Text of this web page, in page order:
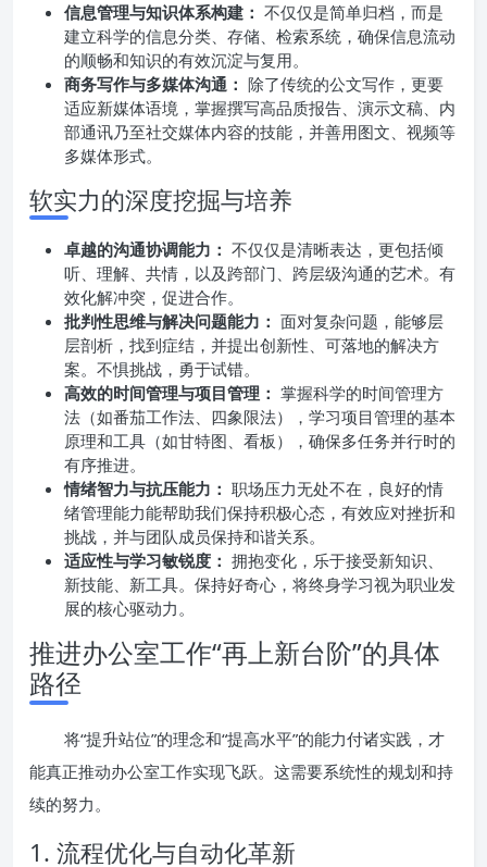
信息管理与知识体系构建： 不仅仅是简单归档，而是
建立科学的信息分类、存储、检索系统，确保信息流动
的顺畅和知识的有效沉淀与复用。
商务写作与多媒体沟通： 除了传统的公文写作，更要
适应新媒体语境，掌握撰写高品质报告、演示文稿、内
部通讯乃至社交媒体内容的技能，并善用图文、视频等
多媒体形式。
软实力的深度挖掘与培养
卓越的沟通协调能力： 不仅仅是清晰表达，更包括倾
听、理解、共情，以及跨部门、跨层级沟通的艺术。有
效化解冲突，促进合作。
批判性思维与解决问题能力： 面对复杂问题，能够层
层剖析，找到症结，并提出创新性、可落地的解决方
案。不惧挑战，勇于试错。
高效的时间管理与项目管理： 掌握科学的时间管理方
法（如番茄工作法、四象限法），学习项目管理的基本
原理和工具（如甘特图、看板），确保多任务并行时的
有序推进。
情绪智力与抗压能力： 职场压力无处不在，良好的情
绪管理能力能帮助我们保持积极心态，有效应对挫折和
挑战，并与团队成员保持和谐关系。
适应性与学习敏锐度： 拥抱变化，乐于接受新知识、
新技能、新工具。保持好奇心，将终身学习视为职业发
展的核心驱动力。
推进办公室工作“再上新台阶”的具体
路径
将“提升站位”的理念和“提高水平”的能力付诸实践，才
能真正推动办公室工作实现飞跃。这需要系统性的规划和持
续的努力。
1. 流程优化与自动化革新